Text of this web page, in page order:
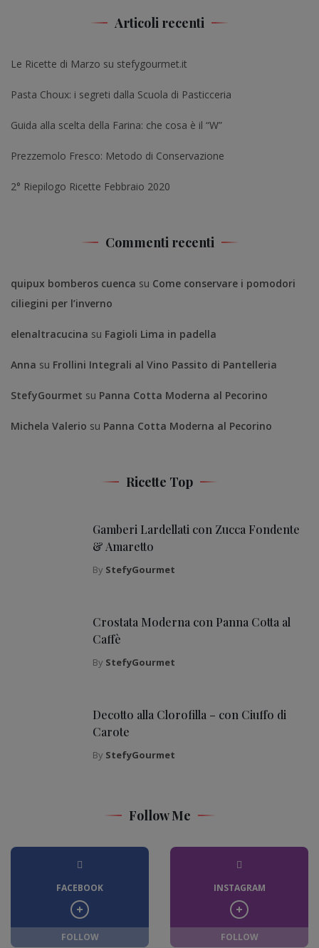
Articoli recenti
Le Ricette di Marzo su stefygourmet.it
Pasta Choux: i segreti dalla Scuola di Pasticceria
Guida alla scelta della Farina: che cosa è il “W”
Prezzemolo Fresco: Metodo di Conservazione
2° Riepilogo Ricette Febbraio 2020
Commenti recenti
quipux bomberos cuenca su Come conservare i pomodori
ciliegini per l’inverno
elenaltracucina su Fagioli Lima in padella
Anna su Frollini Integrali al Vino Passito di Pantelleria
StefyGourmet su Panna Cotta Moderna al Pecorino
Michela Valerio su Panna Cotta Moderna al Pecorino
Ricette Top
Gamberi Lardellati con Zucca Fondente
& Amaretto
By StefyGourmet
Crostata Moderna con Panna Cotta al
Caffè
By StefyGourmet
Decotto alla Clorofilla – con Ciuffo di
Carote
By StefyGourmet
Follow Me
FACEBOOK
FOLLOW
INSTAGRAM
FOLLOW